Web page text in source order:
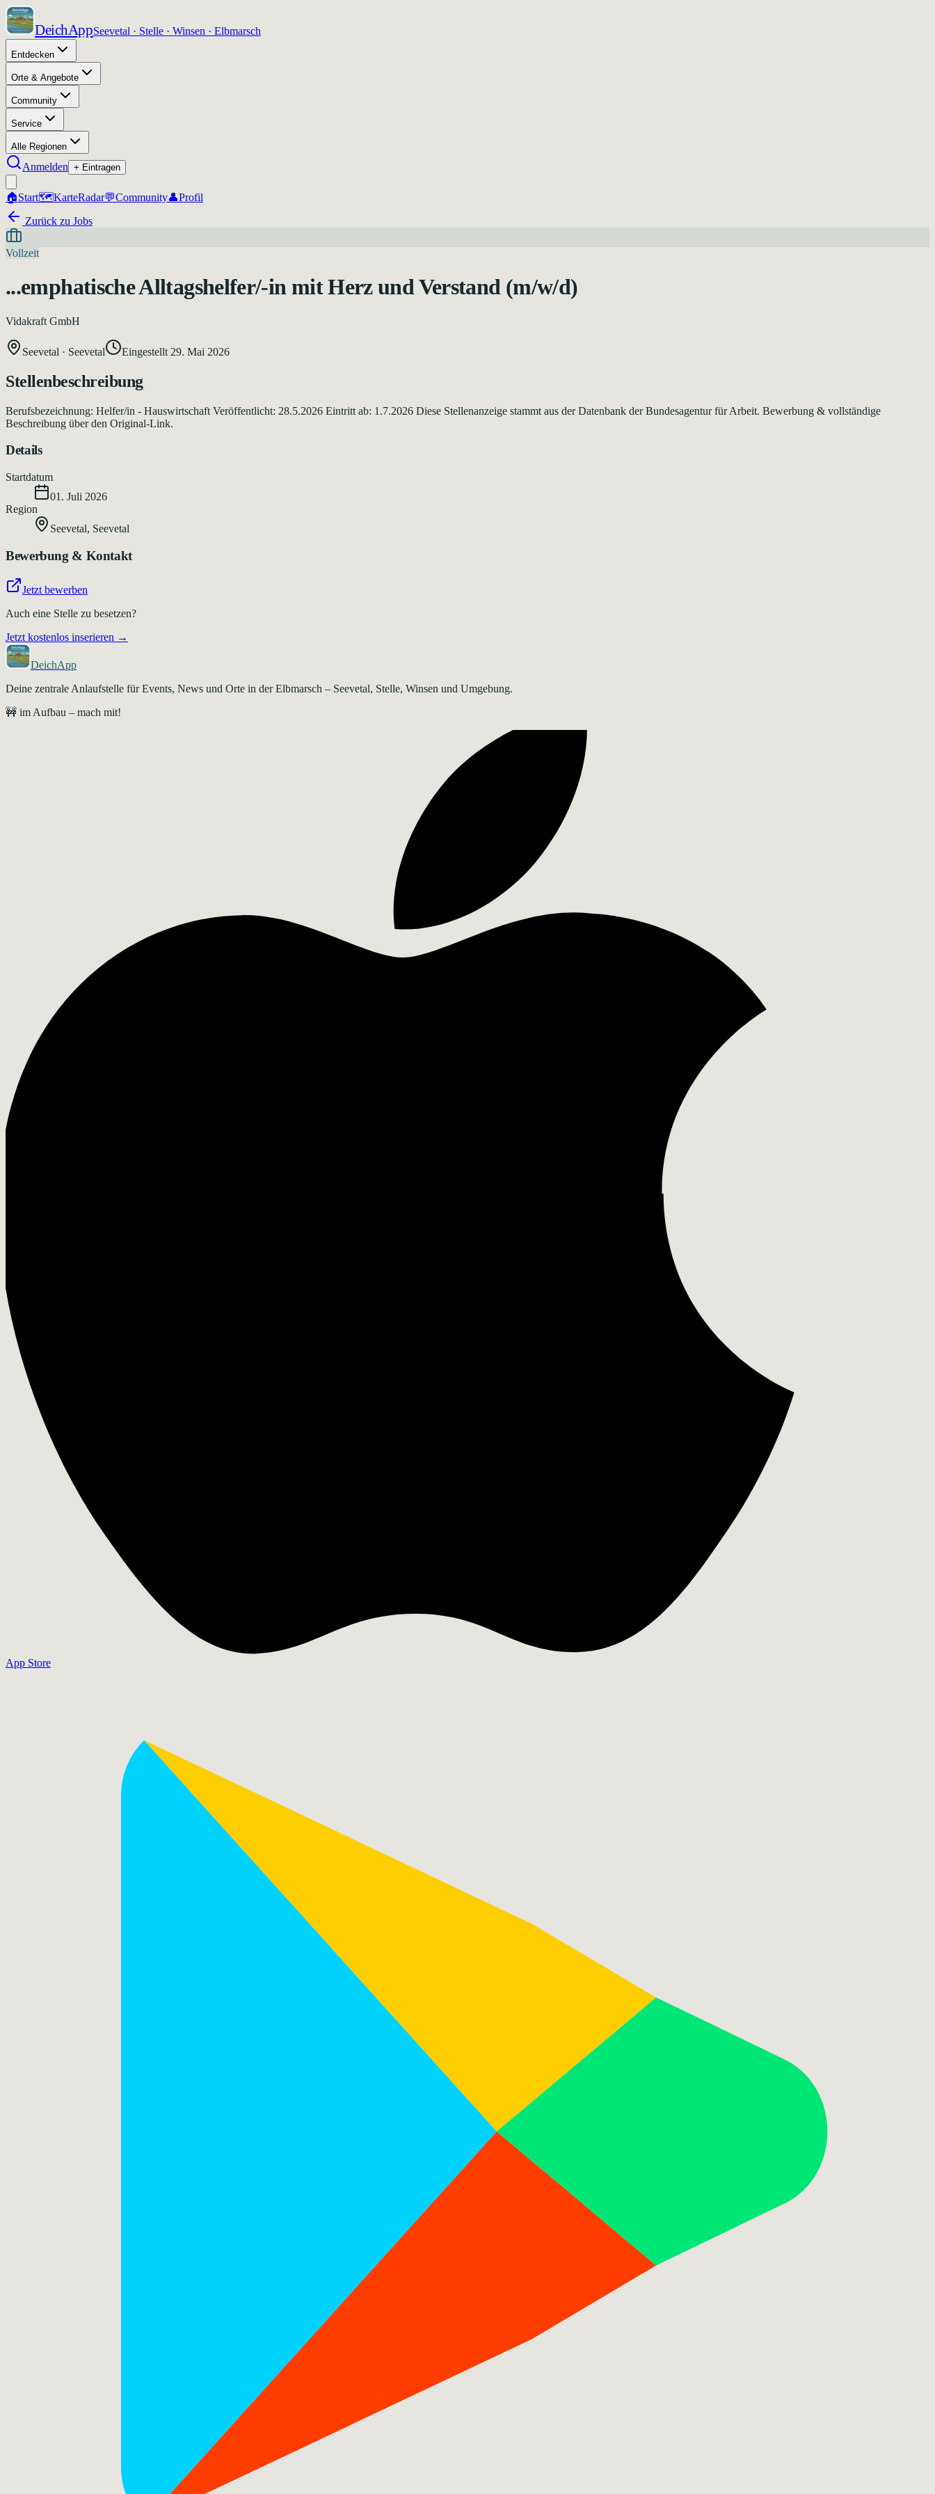
DeichAppSeevetal · Stelle · Winsen · Elbmarsch
Entdecken
Orte & Angebote
Community
Service
Alle Regionen
Anmelden + Eintragen
🏠Start🗺️KarteRadar💬Community👤Profil
Zurück zu Jobs
Vollzeit
...emphatische Alltagshelfer/-in mit Herz und Verstand (m/w/d)
Vidakraft GmbH
Seevetal · Seevetal Eingestellt 29. Mai 2026
Stellenbeschreibung
Berufsbezeichnung: Helfer/in - Hauswirtschaft Veröffentlicht: 28.5.2026 Eintritt ab: 1.7.2026 Diese Stellenanzeige stammt aus der Datenbank der Bundesagentur für Arbeit. Bewerbung & vollständige
Beschreibung über den Original-Link.
Details
Startdatum
01. Juli 2026
Region
Seevetal, Seevetal
Bewerbung & Kontakt
Jetzt bewerben
Auch eine Stelle zu besetzen?
Jetzt kostenlos inserieren →
DeichApp
Deine zentrale Anlaufstelle für Events, News und Orte in der Elbmarsch – Seevetal, Stelle, Winsen und Umgebung.
🚧 im Aufbau – mach mit!
App Store